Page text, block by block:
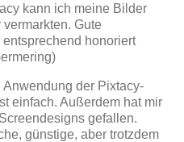
kann ich meine Bilder
Gute
honoriert
der Pixtacy-
einfach. Außerdem hat mir
gefallen.
günstige, aber trotzdem